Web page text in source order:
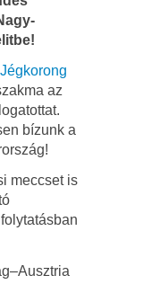
az
bízunk a
meccset is